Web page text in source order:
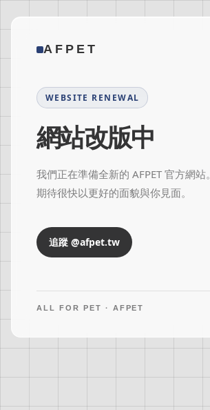
AFPET
WEBSITE RENEWAL
網站改版中
我們正在準備全新的 AFPET 官方網站。
期待很快以更好的面貌與你見面。
追蹤 @afpet.tw
ALL FOR PET · AFPET